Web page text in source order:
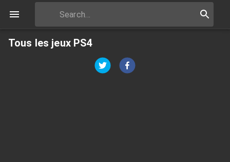
Tous les jeux PS4